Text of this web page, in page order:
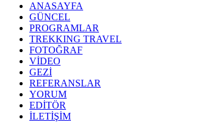
ANASAYFA
GÜNCEL
PROGRAMLAR
TREKKING TRAVEL
FOTOĞRAF
VİDEO
GEZİ
REFERANSLAR
YORUM
EDİTÖR
İLETİŞİM